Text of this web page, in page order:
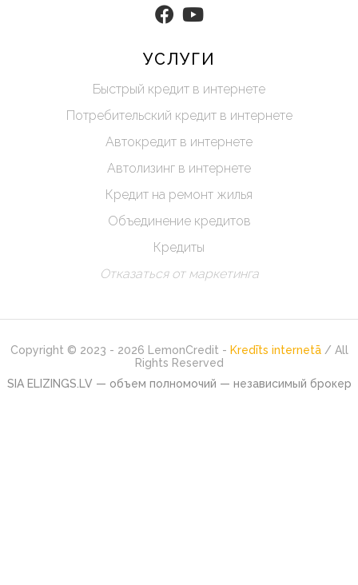
УСЛУГИ
Быстрый кредит в интернете
Потребительский кредит в интернете
Автокредит в интернете
Автолизинг в интернете
Кредит на ремонт жилья
Объединение кредитов
Кредиты
Отказаться от маркетинга
Copyright © 2023 - 2026 LemonCredit - Kredīts internetā/ All
Rights Reserved
SIA ELIZINGS.LV — объем полномочий — независимый брокер